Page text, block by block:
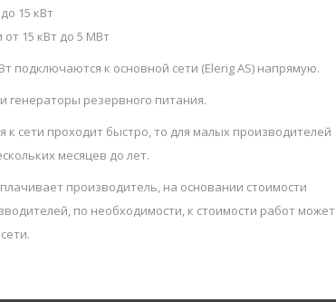
15 кВт
15 кВт до 5 МВт
подключаются к основной сети (Elerig AS) напрямую.
генераторы резервного питания.
сети проходит быстро, то для малых производителей
месяцев до лет.
производитель, на основании стоимости
по необходимости, к стоимости работ может